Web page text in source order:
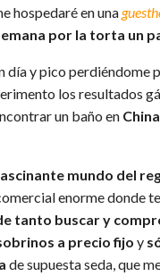
hospedaré en una
por la torta un
día y pico perdiéndome
los resultados
un baño en
mundo del
enorme donde
tanto buscar y
a precio fijo y
de supuesta seda, que